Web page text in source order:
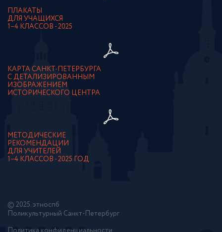
ПЛАКАТЫ
ДЛЯ УЧАЩИХСЯ
1–4 КЛАССОВ - 2025
КАРТА САНКТ-ПЕТЕРБУРГА
С ДЕТАЛИЗИРОВАННЫМ
ИЗОБРАЖЕНИЕМ
ИСТОРИЧЕСКОГО ЦЕНТРА
МЕТОДИЧЕСКИЕ
РЕКОМЕНДАЦИИ
ДЛЯ УЧИТЕЛЕЙ
1–4 КЛАССОВ - 2025 ГОД
© 2025. этноспб
Поликультурный Санкт-Петербург
Политика конфиденциальности